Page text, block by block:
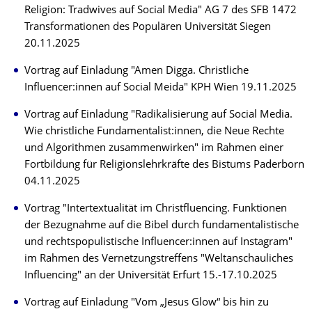
Religion: Tradwives auf Social Media" AG 7 des SFB 1472
Transformationen des Populären Universität Siegen
20.11.2025
Vortrag auf Einladung "Amen Digga. Christliche
Influencer:innen auf Social Meida" KPH Wien 19.11.2025
Vortrag auf Einladung "Radikalisierung auf Social Media.
Wie christliche Fundamentalist:innen, die Neue Rechte
und Algorithmen zusammenwirken" im Rahmen einer
Fortbildung für Religionslehrkräfte des Bistums Paderborn
04.11.2025
Vortrag "Intertextualität im Christfluencing. Funktionen
der Bezugnahme auf die Bibel durch fundamentalistische
und rechtspopulistische Influencer:innen auf Instagram"
im Rahmen des Vernetzungstreffens "Weltanschauliches
Influencing" an der Universität Erfurt 15.-17.10.2025
Vortrag auf Einladung "Vom „Jesus Glow“ bis hin zu